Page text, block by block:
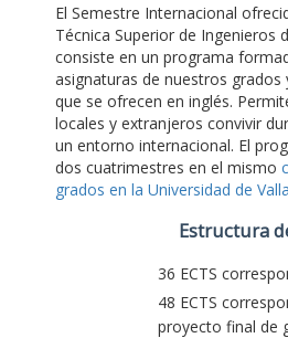
El Semestre Internacional
Técnica Superior de Ingenieros
consiste en un programa
asignaturas de nuestros grados
que se ofrecen en inglés.
locales y extranjeros convivir
un entorno internacional. El
dos cuatrimestres en el mismo
grados en la Universidad de
Estructura
36 ECTS
48 ECTS
proyecto final de